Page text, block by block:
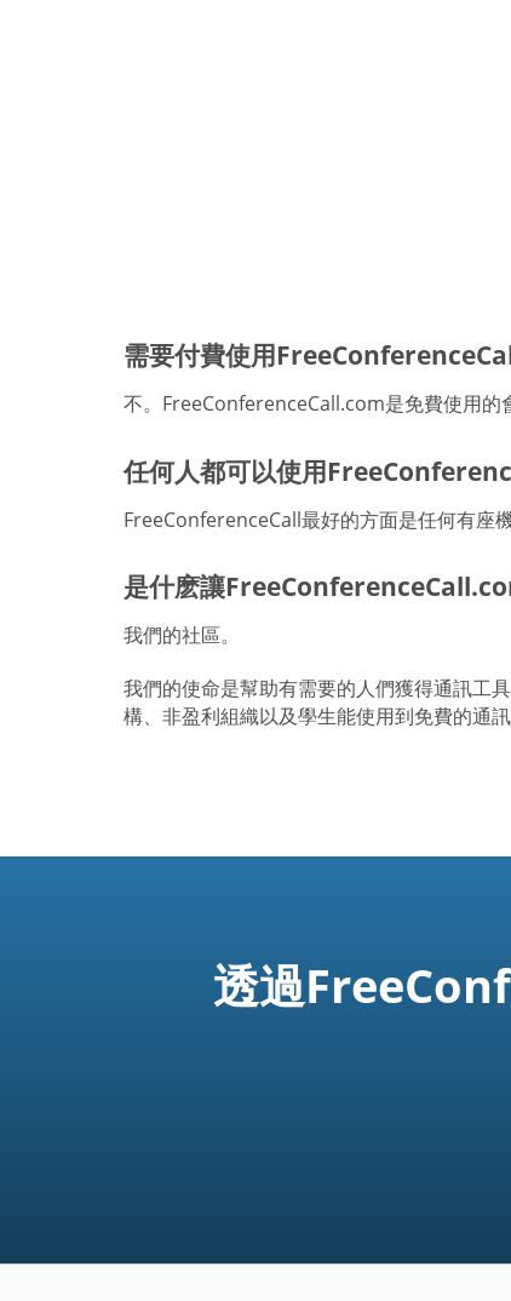
需要付費使用
不。FreeConferenceCall.com是免費使用的
任何人都可以使用
FreeConferenceCall最好的方面是任何有座
是什麽讓
我們的社區。
我們的使命是幫助有需要的人們獲得通訊工
構、非盈利組織以及學生能使用到免費的通訊
透過